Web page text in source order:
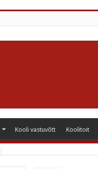
Kooli vastuvõtt Koolitoit